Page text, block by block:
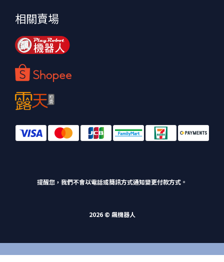
相關賣場
提醒您，我們不會以電話或簡訊方式通知變更付款方式。
2026 © 飆機器人